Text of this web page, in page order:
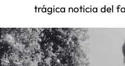
trágica noticia del